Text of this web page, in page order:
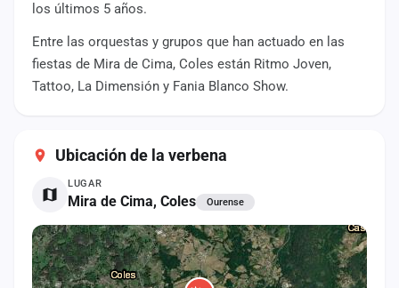
los últimos 5 años.
Entre las orquestas y grupos que han actuado en las
fiestas de Mira de Cima, Coles están Ritmo Joven,
Tattoo, La Dimensión y Fania Blanco Show.
Ubicación de la verbena
LUGAR
Mira de Cima, Coles Ourense
Iniciar
sesión
Crear
Contacto